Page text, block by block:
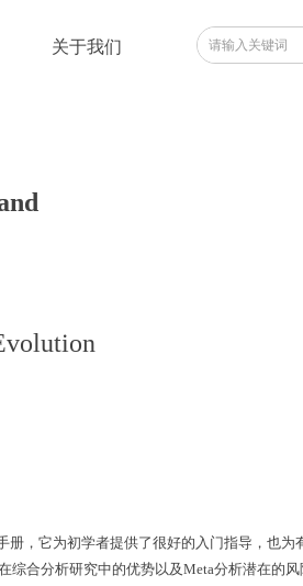
关于我们
，它为初学者提供了很好的入门指导，也为
综合分析研究中的优势以及Meta分析潜在的风